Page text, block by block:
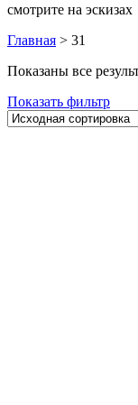
смотрите на эскизах
Главная > 31
Показаны все
Показать фильтр